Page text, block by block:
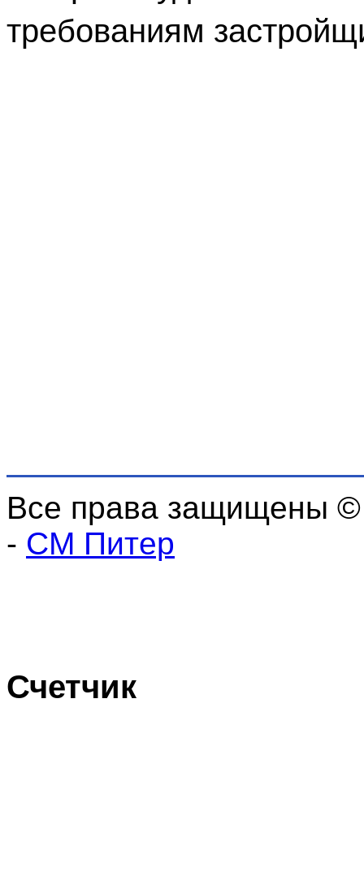
требованиям
Все права защищены
- СМ Питер
Счетчик